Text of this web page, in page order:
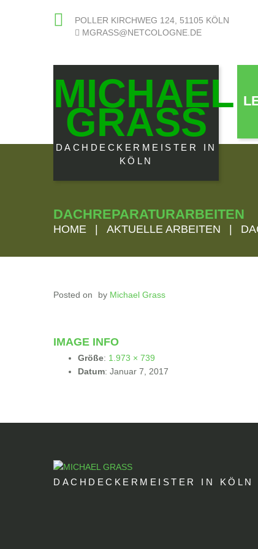
POLLER KIRCHWEG 124, 51105 KÖLN
MGRASS@NETCOLOGNE.DE
MICHAEL
GRASS
DACHDECKERMEISTER IN
KÖLN
DACHREPARATURARBEITEN
HOME AKTUELLE ARBEITEN
Posted on by Michael Grass
IMAGE INFO
Größe: 1.973 × 739
Datum: Januar 7, 2017
DACHDECKERMEISTER IN KÖLN